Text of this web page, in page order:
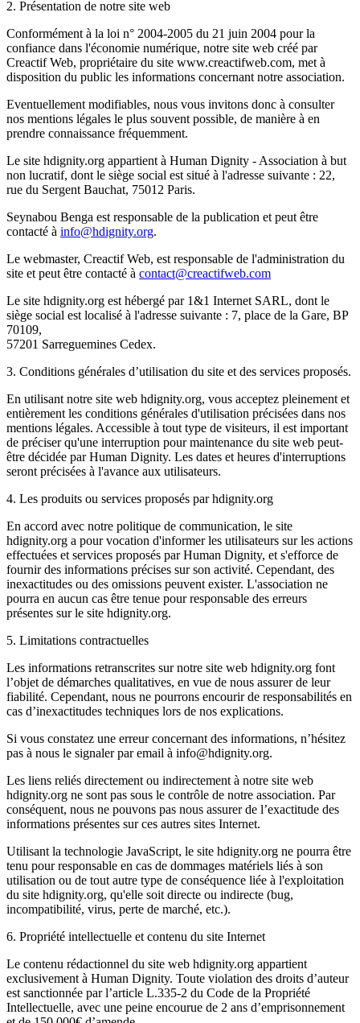
2. Présentation de notre site web
Conformément à la loi n° 2004-2005 du 21 juin 2004 pour la
confiance dans l'économie numérique, notre site web créé par
Creactif Web, propriétaire du site www.creactifweb.com, met à
disposition du public les informations concernant notre association.
Eventuellement modifiables, nous vous invitons donc à consulter
nos mentions légales le plus souvent possible, de manière à en
prendre connaissance fréquemment.
Le site hdignity.org appartient à Human Dignity - Association à but
non lucratif, dont le siège social est situé à l'adresse suivante : 22,
rue du Sergent Bauchat, 75012 Paris.
Seynabou Benga est responsable de la publication et peut être
contacté à info@hdignity.org.
Le webmaster, Creactif Web, est responsable de l'administration du
site et peut être contacté à contact@creactifweb.com
Le site hdignity.org est hébergé par 1&1 Internet SARL, dont le
siège social est localisé à l'adresse suivante : 7, place de la Gare, BP
70109,
57201 Sarreguemines Cedex.
3. Conditions générales d’utilisation du site et des services proposés.
En utilisant notre site web hdignity.org, vous acceptez pleinement et
entièrement les conditions générales d'utilisation précisées dans nos
mentions légales. Accessible à tout type de visiteurs, il est important
de préciser qu'une interruption pour maintenance du site web peut-
être décidée par Human Dignity. Les dates et heures d'interruptions
seront précisées à l'avance aux utilisateurs.
4. Les produits ou services proposés par hdignity.org
En accord avec notre politique de communication, le site
hdignity.org a pour vocation d'informer les utilisateurs sur les actions
effectuées et services proposés par Human Dignity, et s'efforce de
fournir des informations précises sur son activité. Cependant, des
inexactitudes ou des omissions peuvent exister. L'association ne
pourra en aucun cas être tenue pour responsable des erreurs
présentes sur le site hdignity.org.
5. Limitations contractuelles
Les informations retranscrites sur notre site web hdignity.org font
l’objet de démarches qualitatives, en vue de nous assurer de leur
fiabilité. Cependant, nous ne pourrons encourir de responsabilités en
cas d’inexactitudes techniques lors de nos explications.
Si vous constatez une erreur concernant des informations, n’hésitez
pas à nous le signaler par email à info@hdignity.org.
Les liens reliés directement ou indirectement à notre site web
hdignity.org ne sont pas sous le contrôle de notre association. Par
conséquent, nous ne pouvons pas nous assurer de l’exactitude des
informations présentes sur ces autres sites Internet.
Utilisant la technologie JavaScript, le site hdignity.org ne pourra être
tenu pour responsable en cas de dommages matériels liés à son
utilisation ou de tout autre type de conséquence liée à l'exploitation
du site hdignity.org, qu'elle soit directe ou indirecte (bug,
incompatibilité, virus, perte de marché, etc.).
6. Propriété intellectuelle et contenu du site Internet
Le contenu rédactionnel du site web hdignity.org appartient
exclusivement à Human Dignity. Toute violation des droits d’auteur
est sanctionnée par l’article L.335-2 du Code de la Propriété
Intellectuelle, avec une peine encourue de 2 ans d’emprisonnement